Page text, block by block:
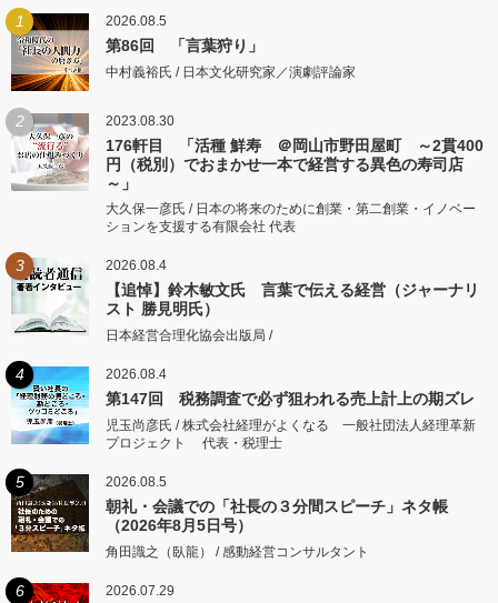
1 2026.08.5
第86回 「言葉狩り」
中村義裕氏 / 日本文化研究家／演劇評論家
2 2023.08.30
176軒目 「活種 鮮寿 ＠岡山市野田屋町 ～2貫400
円（税別）でおまかせ一本で経営する異色の寿司店
～」
大久保一彦氏 / 日本の将来のために創業・第二創業・イノベー
ションを支援する有限会社 代表
3 2026.08.4
【追悼】鈴木敏文氏 言葉で伝える経営（ジャーナリ
スト 勝見明氏）
日本経営合理化協会出版局 /
4 2026.08.4
第147回 税務調査で必ず狙われる売上計上の期ズレ
児玉尚彦氏 / 株式会社経理がよくなる 一般社団法人経理革新
プロジェクト 代表・税理士
5 2026.08.5
朝礼・会議での「社長の３分間スピーチ」ネタ帳
（2026年8月5日号）
角田識之（臥龍） / 感動経営コンサルタント
6 2026.07.29